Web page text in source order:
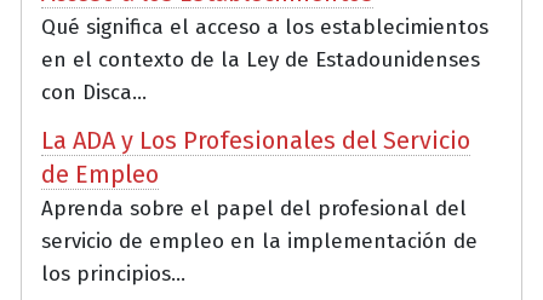
Qué significa el acceso a los establecimientos
en el contexto de la Ley de Estadounidenses
con Disca...
La ADA y Los Profesionales del Servicio
de Empleo
Aprenda sobre el papel del profesional del
servicio de empleo en la implementación de
los principios...